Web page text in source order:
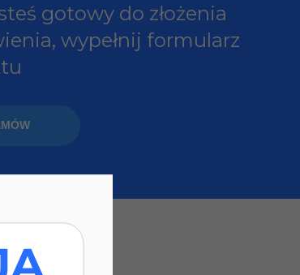
gotowy do złożenia
wypełnij formularz